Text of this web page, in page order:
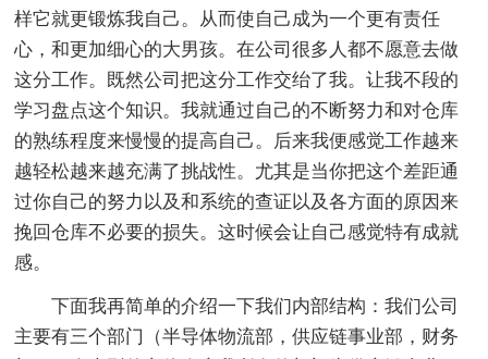
样它就更锻炼我自己。从而使自己成为一个更有责任
心，和更加细心的大男孩。在公司很多人都不愿意去做
这分工作。既然公司把这分工作交绐了我。让我不段的
学习盘点这个知识。我就通过自己的不断努力和对仓库
的熟练程度来慢慢的提高自己。后来我便感觉工作越来
越轻松越来越充满了挑战性。尤其是当你把这个差距通
过你自己的努力以及和系统的查证以及各方面的原因来
挽回仓库不必要的损失。这时候会让自己感觉特有成就
感。
下面我再简单的介绍一下我们内部结构：我们公司
主要有三个部门（半导体物流部，供应链事业部，财务